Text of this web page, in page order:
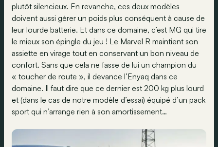
plutôt silencieux. En revanche, ces deux modèles
doivent aussi gérer un poids plus conséquent à cause de
leur lourde batterie. Et dans ce domaine, c’est MG qui tire
le mieux son épingle du jeu ! Le Marvel R maintient son
assiette en virage tout en conservant un bon niveau de
confort. Sans que cela ne fasse de lui un champion du
« toucher de route », il devance l’Enyaq dans ce
domaine. Il faut dire que ce dernier est 200 kg plus lourd
et (dans le cas de notre modèle d’essai) équipé d’un pack
sport qui n’arrange rien à son amortissement…